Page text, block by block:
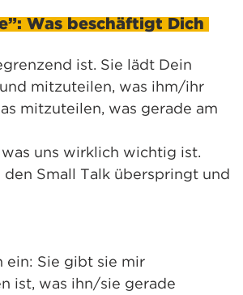
Was beschäftigt Dich
ist. Sie lädt Dein
mitzuteilen, was ihm/ihr
mitzuteilen, was gerade am
was uns wirklich wichtig ist.
Small Talk überspringt und
ein: Sie gibt sie mir
ist, was ihn/sie gerade